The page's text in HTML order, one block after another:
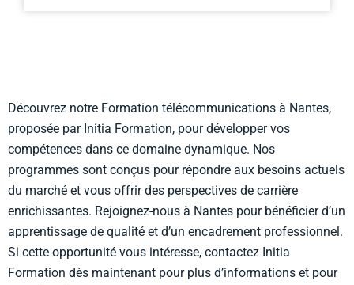
Découvrez notre Formation télécommunications à Nantes,
proposée par Initia Formation, pour développer vos
compétences dans ce domaine dynamique. Nos
programmes sont conçus pour répondre aux besoins actuels
du marché et vous offrir des perspectives de carrière
enrichissantes. Rejoignez-nous à Nantes pour bénéficier d’un
apprentissage de qualité et d’un encadrement professionnel.
Si cette opportunité vous intéresse, contactez Initia
Formation dès maintenant pour plus d’informations et pour